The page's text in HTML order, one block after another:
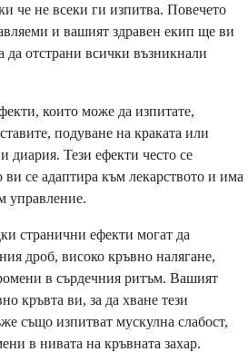
че не всеки ги изпитва. Повечето
и вашият здравен екип ще ви
да отстрани всички възникнали
които може да изпитате,
подуване на краката или
диария. Тези ефекти често се
ви се адаптира към лекарството и има
управление.
странични ефекти могат да
дроб, високо кръвно налягане,
в сърдечния ритъм. Вашият
кръвта ви, за да хване тези
също изпитват мускулна слабост,
в нивата на кръвната захар.